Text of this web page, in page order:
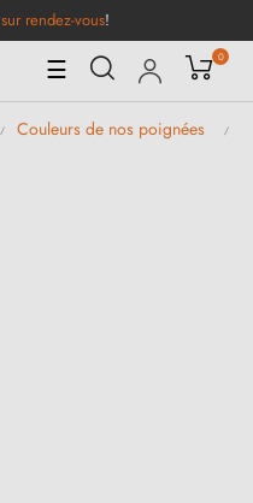
rendez-vous!
Basculer
la
navigation
☰ 0
Couleurs de nos poignées